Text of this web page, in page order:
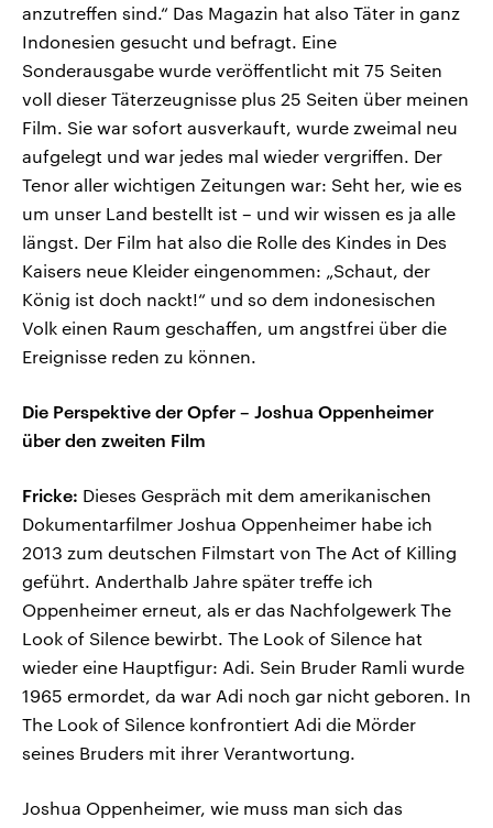
anzutreffen sind.“ Das Magazin hat also Täter in ganz
Indonesien gesucht und befragt. Eine
Sonderausgabe wurde veröffentlicht mit 75 Seiten
voll dieser Täterzeugnisse plus 25 Seiten über meinen
Film. Sie war sofort ausverkauft, wurde zweimal neu
aufgelegt und war jedes mal wieder vergriffen. Der
Tenor aller wichtigen Zeitungen war: Seht her, wie es
um unser Land bestellt ist – und wir wissen es ja alle
längst. Der Film hat also die Rolle des Kindes in Des
Kaisers neue Kleider eingenommen: „Schaut, der
König ist doch nackt!“ und so dem indonesischen
Volk einen Raum geschaffen, um angstfrei über die
Ereignisse reden zu können.
Die Perspektive der Opfer – Joshua Oppenheimer
über den zweiten Film
Fricke: Dieses Gespräch mit dem amerikanischen
Dokumentarfilmer Joshua Oppenheimer habe ich
2013 zum deutschen Filmstart von The Act of Killing
geführt. Anderthalb Jahre später treffe ich
Oppenheimer erneut, als er das Nachfolgewerk The
Look of Silence bewirbt. The Look of Silence hat
wieder eine Hauptfigur: Adi. Sein Bruder Ramli wurde
1965 ermordet, da war Adi noch gar nicht geboren. In
The Look of Silence konfrontiert Adi die Mörder
seines Bruders mit ihrer Verantwortung.
Joshua Oppenheimer, wie muss man sich das